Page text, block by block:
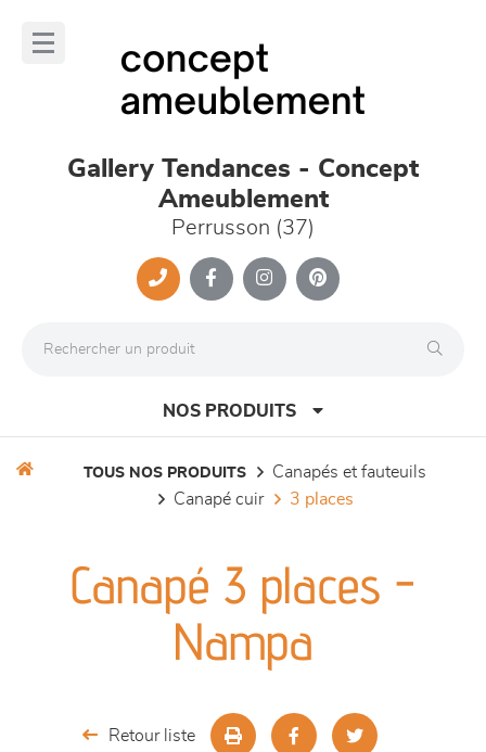
Gallery Tendances - Concept
Ameublement
Perrusson (37)
NOS PRODUITS
séjours
meubles de complément
TOUS NOS PRODUITS
canapés et fauteuils
canapé cuir
3 places
Canapé 3 places -
Nampa
Retour liste